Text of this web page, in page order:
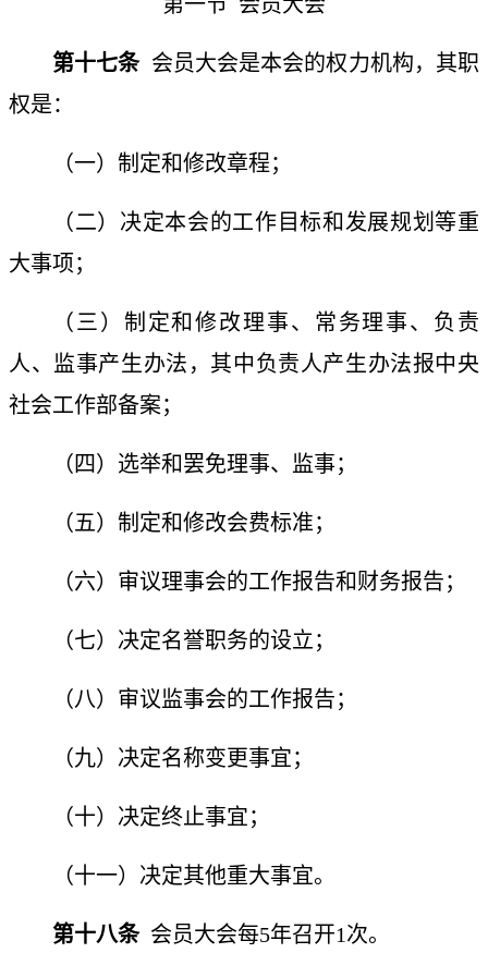
第十七条 会员大会是本会的权力机构，其职
权是：
（一）制定和修改章程；
（二）决定本会的工作目标和发展规划等重
大事项；
（三）制定和修改理事、常务理事、负责
人、监事产生办法，其中负责人产生办法报中央
社会工作部备案；
（四）选举和罢免理事、监事；
（五）制定和修改会费标准；
（六）审议理事会的工作报告和财务报告；
（七）决定名誉职务的设立；
（八）审议监事会的工作报告；
（九）决定名称变更事宜；
（十）决定终止事宜；
（十一）决定其他重大事宜。
第十八条 会员大会每5年召开1次。